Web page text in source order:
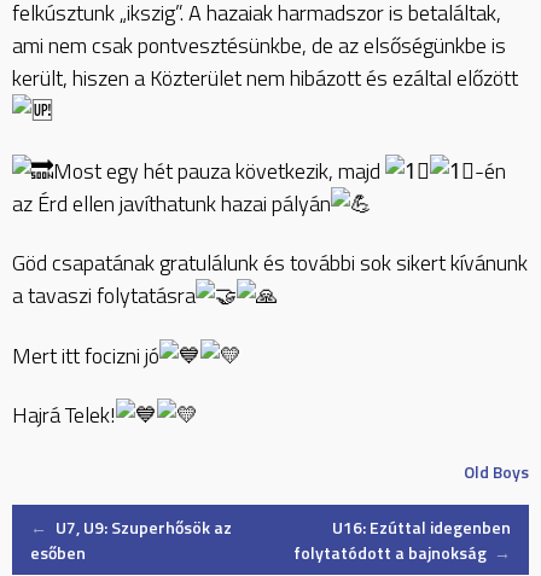
felkúsztunk „ikszig”. A hazaiak harmadszor is betaláltak,
ami nem csak pontvesztésünkbe, de az elsőségünkbe is
került, hiszen a Közterület nem hibázott és ezáltal előzött
Most egy hét pauza következik, majd
-én
az Érd ellen javíthatunk hazai pályán
Göd csapatának gratulálunk és további sok sikert kívánunk
a tavaszi folytatásra
Mert itt focizni jó
Hajrá Telek!
Old Boys
Post
← U7, U9: Szuperhősök az
esőben
U16: Ezúttal idegenben
folytatódott a bajnokság →